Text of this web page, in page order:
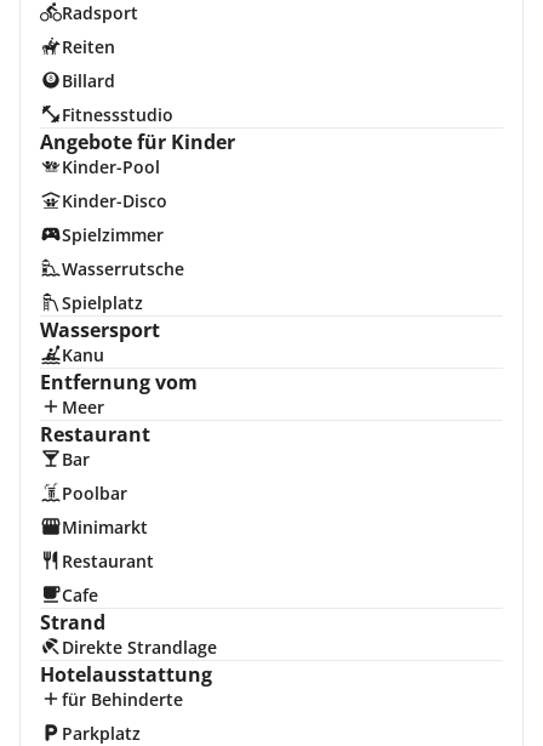
Radsport
Reiten
Billard
Fitnessstudio
Angebote für Kinder
Kinder-Pool
Kinder-Disco
Spielzimmer
Wasserrutsche
Spielplatz
Wassersport
Kanu
Entfernung vom
Meer
Restaurant
Bar
Poolbar
Minimarkt
Restaurant
Cafe
Strand
Direkte Strandlage
Hotelausstattung
für Behinderte
Parkplatz